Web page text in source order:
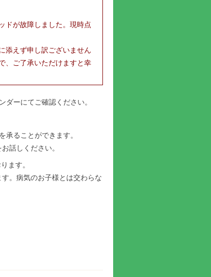
ドが故障しました。現時点
添えず申し訳ございません
、ご了承いただけますと幸
ーにてご確認ください。
ることができます。
話しください。
ます。
。病気のお子様とは交わらな